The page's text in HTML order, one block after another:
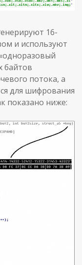
16-
и используют
байтов
потока, а
для шифрования
показано ниже: